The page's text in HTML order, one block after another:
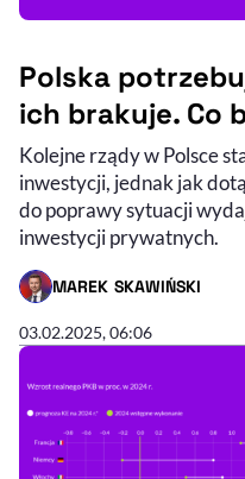
Polska
ich brakuje. Co
Kolejne rządy w Polsce
inwestycji, jednak jak
do poprawy sytuacji
inwestycji prywatnych.
MAREK SKAWIŃSKI
- AUTOR ARTYKUŁU - PROFIL
03.02.2025, 06:06